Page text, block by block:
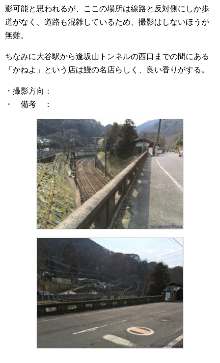
影可能と思われるが、ここの場所は線路と反対側にしか歩
道がなく、道路も混雑しているため、撮影はしないほうが
無難。
ちなみに大谷駅から逢坂山トンネルの西口までの間にある
「かねよ」という店は鰻の名店らしく、良い香りがする。
・撮影方向：
・ 備考 ：